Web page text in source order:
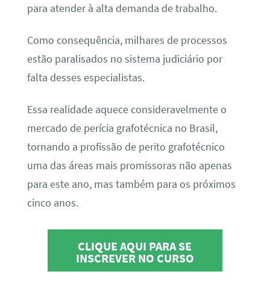
para atender à alta demanda de trabalho.
Como consequência, milhares de processos
estão paralisados no sistema judiciário por
falta desses especialistas.
Essa realidade aquece consideravelmente o
mercado de perícia grafotécnica no Brasil,
tornando a profissão de perito grafotécnico
uma das áreas mais promissoras não apenas
para este ano, mas também para os próximos
cinco anos.
CLIQUE AQUI PARA SE
INSCREVER NO CURSO